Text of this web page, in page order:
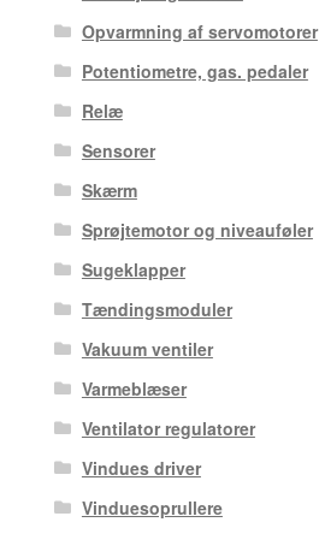
Opvarmning af servomotorer
Potentiometre, gas. pedaler
Relæ
Sensorer
Skærm
Sprøjtemotor og niveauføler
Sugeklapper
Tændingsmoduler
Vakuum ventiler
Varmeblæser
Ventilator regulatorer
Vindues driver
Vinduesoprullere